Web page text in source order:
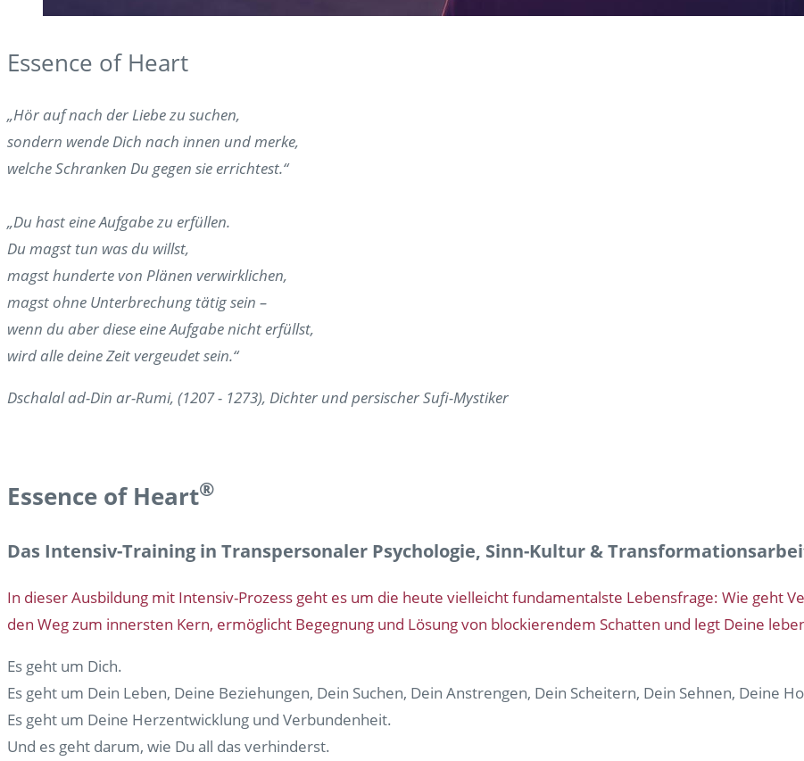
Essence of Heart
„Hör auf nach der Liebe zu suchen,
sondern wende Dich nach innen und merke,
welche Schranken Du gegen sie errichtest.“
„Du hast eine Aufgabe zu erfüllen.
Du magst tun was du willst,
magst hunderte von Plänen verwirklichen,
magst ohne Unterbrechung tätig sein –
wenn du aber diese eine Aufgabe nicht erfüllst,
wird alle deine Zeit vergeudet sein.“
Dschalal ad-Din ar-Rumi, (1207 - 1273), Dichter und persischer Sufi-Mystiker
Essence of Heart®
Das Intensiv-Training in Transpersonaler Psychologie, Sinn-Kultur &
In dieser Ausbildung mit Intensiv-Prozess geht es um die heute vielleicht fundamentalste Lebensfrage: Wie geht
den Weg zum innersten Kern, ermöglicht Begegnung und Lösung von blockierendem Schatten und legt Deine
Es geht um Dich.
Es geht um Dein Leben, Deine Beziehungen, Dein Suchen, Dein Anstrengen, Dein Scheitern, Dein Sehnen, Deine
Es geht um Deine Herzentwicklung und Verbundenheit.
Und es geht darum, wie Du all das verhinderst.